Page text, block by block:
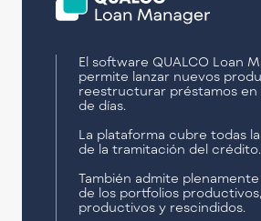
El software QUALCO Loan
permite lanzar nuevos
reestructurar préstamos en
de días.
La plataforma cubre todas
de la tramitación del crédito.
También admite
de los portfolios
productivos y rescindidos.